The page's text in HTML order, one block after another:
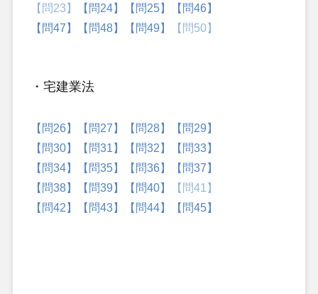
【問23】 【問24】 【問25】
【問46】
【問47】
【問48】 【問49】 【問50】
・宅建業法
【問26】 【問27】 【問28】
【問29】
【問30】
【問31】 【問32】
【問33】
【問34】
【問35】 【問36】
【問37】
【問38】
【問39】 【問40】
【問41】
【問42】
【問43】 【問44】 【問45】